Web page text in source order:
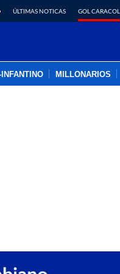
ÚLTIMAS NOTICAS GOL CARACOL
MILLONARIOS